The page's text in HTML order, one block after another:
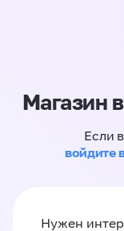
Магазин
Если
войдите
Нужен